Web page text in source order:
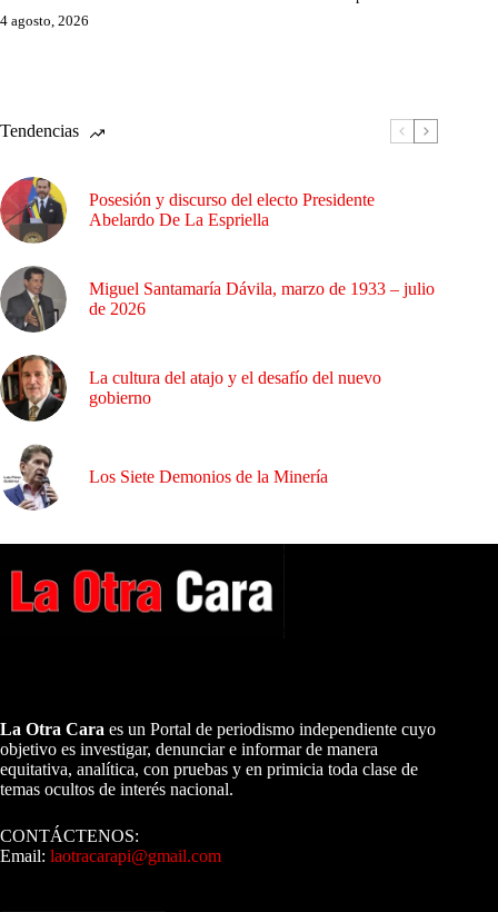
4 agosto, 2026
Tendencias
Posesión y discurso del electo Presidente
Abelardo De La Espriella
Miguel Santamaría Dávila, marzo de 1933 – julio
de 2026
La cultura del atajo y el desafío del nuevo
gobierno
Los Siete Demonios de la Minería
La Otra Cara es un Portal de periodismo independiente cuyo
objetivo es investigar, denunciar e informar de manera
equitativa, analítica, con pruebas y en primicia toda clase de
temas ocultos de interés nacional.
CONTÁCTENOS:
Email: laotracarapi@gmail.com